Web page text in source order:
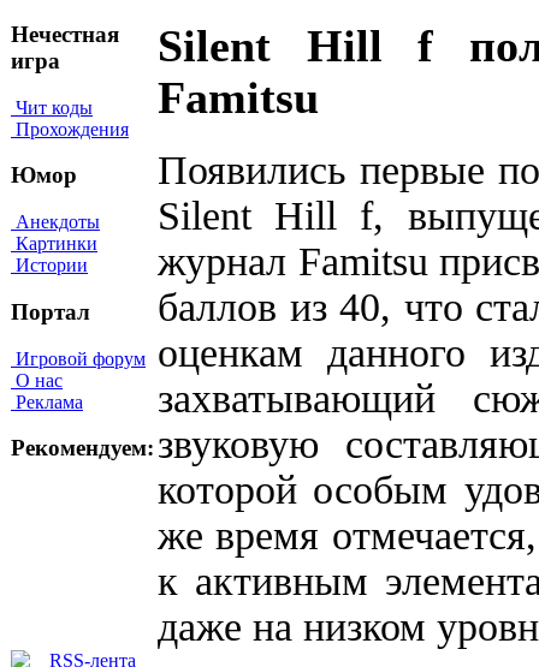
Нечестная
игра
Чит коды
Прохождения
Юмор
Анекдоты
Картинки
Истории
Портал
Игровой форум
О нас
Реклама
Рекомендуем:
Silent Hill f
Famitsu
Появились первые
Silent Hill f,
журнал Famitsu
баллов из 40, что
оценкам данного
захватывающий
звуковую
которой особым
же время
к активным
даже на низком